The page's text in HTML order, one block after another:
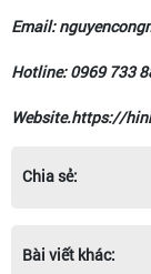
Email:
Hotline: 0969 733
Website.https://
Chia sẻ:
Bài viết khác: